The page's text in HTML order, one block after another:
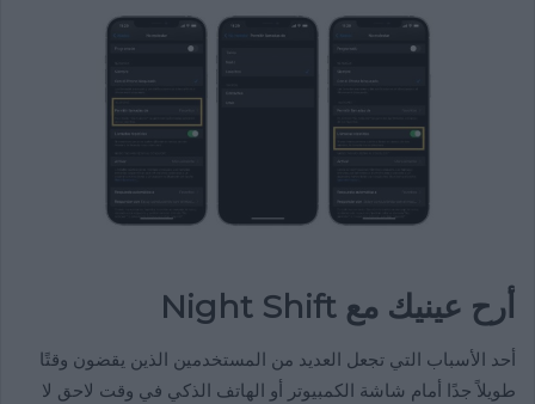
أرح عينيك مع Night Shift
أحد الأسباب التي تجعل العديد من المستخدمين الذين يقضون وقتًا
طويلاً جدًا أمام شاشة الكمبيوتر أو الهاتف الذكي في وقت لاحق لا